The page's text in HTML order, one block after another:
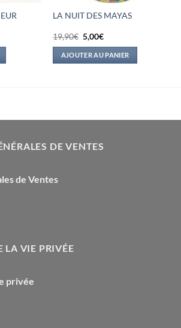
LA NUIT DES MAYAS
19,90€ Le
prix
initial
était :
19,90€.
5,00€Le
actuel
est :
5,00€.
AJOUTER AU PANIER
DE VENTES
de Ventes
LA VIE PRIVÉE
privée